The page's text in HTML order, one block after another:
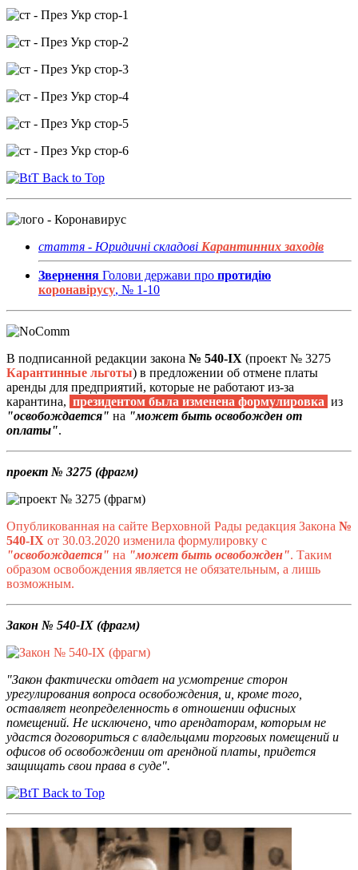
Back to Top
стаття - Юридичні складові Карантинних заходів
Звернення Голови держави про протидію
коронавірусу, № 1-10
В подписанной редакции закона № 540-IX (проект № 3275
Карантинные льготы) в предложении об отмене платы
аренды для предприятий, которые не работают из-за
карантина, президентом была изменена формулировка из
"освобождается" на "может быть освобожден от
оплаты".
проект № 3275 (фрагм)
Опубликованная на сайте Верховной Рады редакция Закона №
540-IX от 30.03.2020 изменила формулировку с
"освобождается" на "может быть освобожден". Таким
образом освобождения является не обязательным, а лишь
возможным.
Закон № 540-IX (фрагм)
"Закон фактически отдает на усмотрение сторон
урегулирования вопроса освобождения, и, кроме того,
оставляет неопределенность в отношении офисных
помещений. Не исключено, что арендаторам, которым не
удастся договориться с владельцами торговых помещений и
офисов об освобождении от арендной платы, придется
защищать свои права в суде".
Back to Top